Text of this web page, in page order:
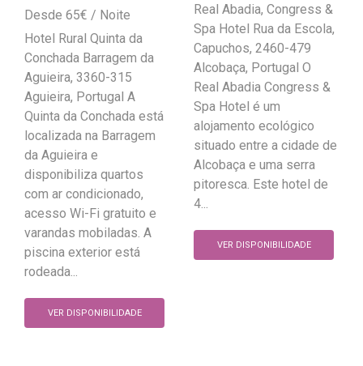
65€
Hotel Rural Quinta da
Conchada Barragem da
Aguieira, 3360-315
Aguieira, Portugal A
Quinta da Conchada está
localizada na Barragem
da Aguieira e
disponibiliza quartos
com ar condicionado,
acesso Wi-Fi gratuito e
varandas mobiladas. A
piscina exterior está
rodeada...
VER DISPONIBILIDADE
Real Abadia, Congress &
Spa Hotel Rua da Escola,
Capuchos, 2460-479
Alcobaça, Portugal O
Real Abadia Congress &
Spa Hotel é um
alojamento ecológico
situado entre a cidade de
Alcobaça e uma serra
pitoresca. Este hotel de
4...
VER DISPONIBILIDADE